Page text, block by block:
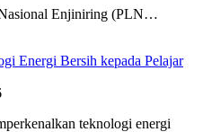
Enjiniring (PLN…
Energi Bersih kepada Pelajar
teknologi energi